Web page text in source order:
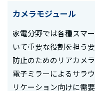
カメラモジュール
家電分野では各種スマ
いて重要な役割を担う
防止のためのリアカメ
電子ミラーによるサラ
リケーション向けに需